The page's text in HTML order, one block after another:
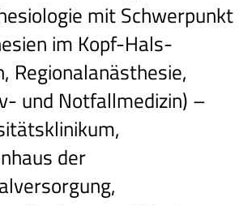
mit Schwerpunkt
im Kopf-Hals-
Regionalanästhesie,
und Notfallmedizin) –
der